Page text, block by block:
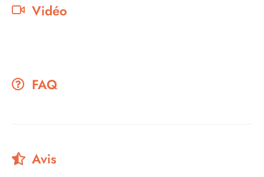
Vidéo
FAQ
Avis